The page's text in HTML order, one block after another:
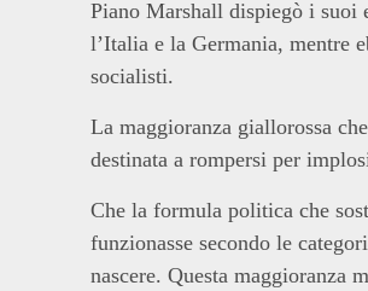
Piano Marshall dispiegò i
l’Italia e la Germania, mentre
socialisti.
La maggioranza giallorossa
destinata a rompersi per
Che la formula politica che
funzionasse secondo le
nascere. Questa maggioranza